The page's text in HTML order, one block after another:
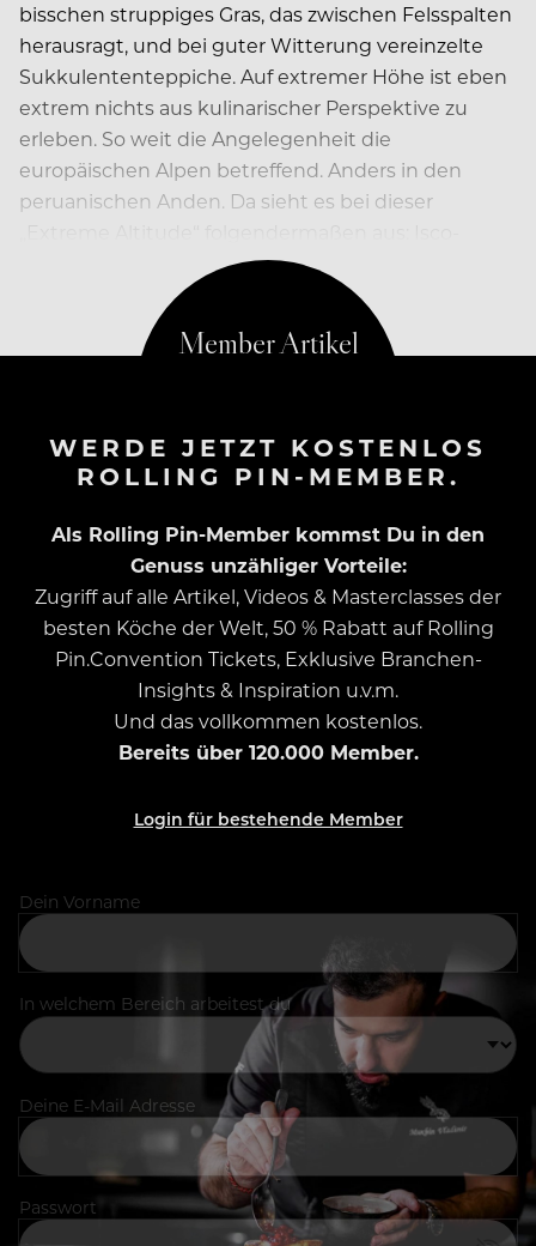
bisschen struppiges Gras, das zwischen Felsspalten
herausragt, und bei guter Witterung vereinzelte
Sukkulententeppiche. Auf extremer Höhe ist eben
extrem nichts aus kulinarischer Perspektive zu
erleben. So weit die Angelegenheit die
europäischen Alpen betreffend. Anders in den
peruanischen Anden. Da sieht es bei dieser
Kartoffel, Cushuro und Mullaca-Wurzel…
WERDE JETZT KOSTENLOS
ROLLING PIN-MEMBER.
Als Rolling Pin-Member kommst Du in den
Genuss unzähliger Vorteile:
Zugriff auf alle Artikel, Videos & Masterclasses der
besten Köche der Welt, 50 % Rabatt auf Rolling
Pin.Convention Tickets, Exklusive Branchen-
Insights & Inspiration u.v.m.
Und das vollkommen kostenlos.
Bereits über 120.000 Member.
Login für bestehende Member
Dein Vorname
In welchem Bereich arbeitest du
Deine E-Mail Adresse
Passwort